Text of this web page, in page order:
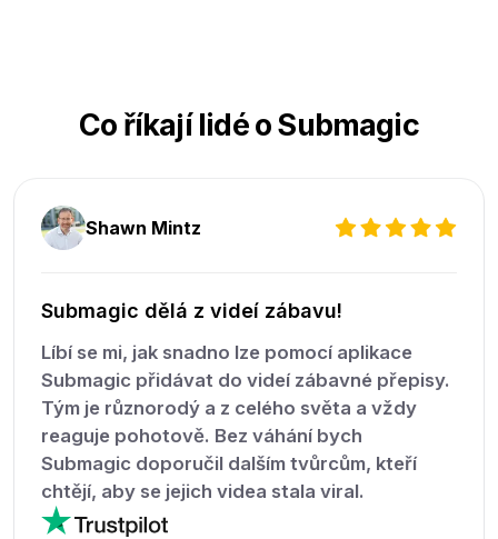
Co říkají lidé o Submagic
Shawn Mintz
Submagic dělá z videí zábavu!
Líbí se mi, jak snadno lze pomocí aplikace
Submagic přidávat do videí zábavné přepisy.
Tým je různorodý a z celého světa a vždy
reaguje pohotově. Bez váhání bych
Submagic doporučil dalším tvůrcům, kteří
chtějí, aby se jejich videa stala viral.